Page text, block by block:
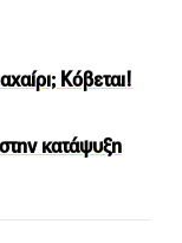
Κόβεται!
κατάψυξη